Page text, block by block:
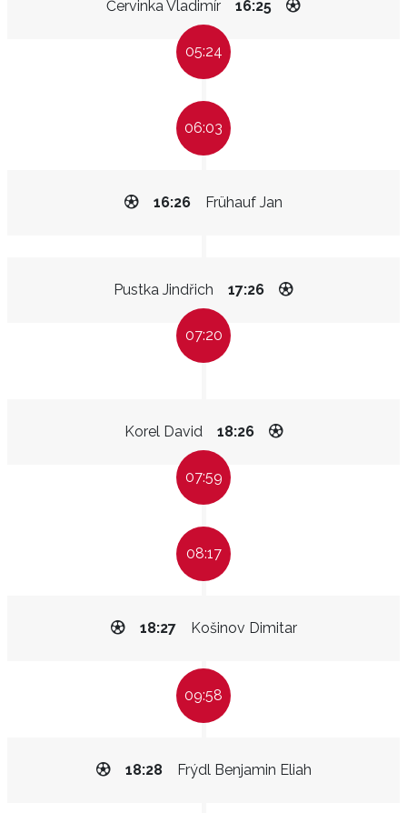
Červinka Vladimír 16:25
05:24
06:03
Frühauf Jan
16:26
Pustka Jindřich 17:26
07:20
Korel David 18:26
07:59
08:17
Košinov Dimitar
18:27
09:58
Frýdl Benjamin Eliah
18:28